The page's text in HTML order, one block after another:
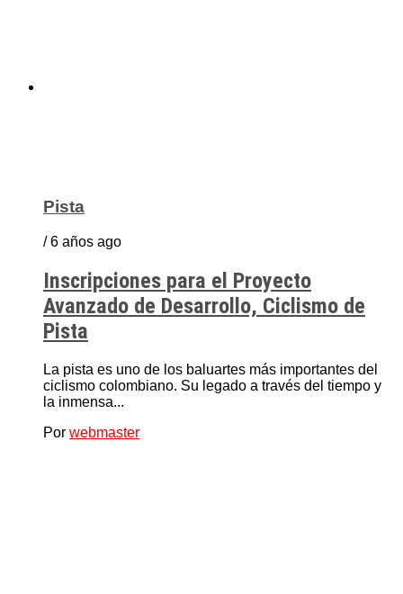
Pista
/ 6 años ago
Inscripciones para el Proyecto
Avanzado de Desarrollo, Ciclismo de
Pista
La pista es uno de los baluartes más importantes del
ciclismo colombiano. Su legado a través del tiempo y
la inmensa...
Por webmaster